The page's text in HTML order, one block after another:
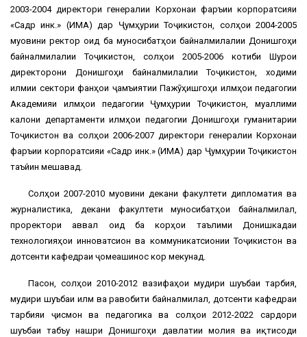
2003-2004 директори генералии Корхонаи фаръии корпоратсияи
«Садр инк.» (ИМА) дар Ҷумҳурии Тоҷикистон, солҳои 2004-2005
муовини ректор оид ба муносибатҳои байналмилалии Донишгоҳи
байналмилалии Тоҷикистон, солҳои 2005-2006 котиби Шурои
директорони Донишгоҳи байналмилалии Тоҷикистон, ходими
илмии сектори фанҳои ҷамъиятии Пажӯҳишгоҳи илмҳои педагогии
Академияи илмҳои педагогии Ҷумҳурии Тоҷикистон, муаллими
калони департаменти илмҳои педагогии Донишгоҳи гуманитарии
Тоҷикистон ва солҳои 2006-2007 директори генералии Корхонаи
фаръии корпоратсияи «Садр инк.» (ИМА) дар Ҷумҳурии Тоҷикистон
таъйин мешавад.
Солҳои 2007-2010 муовини декани факултети дипломатия ва
журналистика, декани факултети муносибатҳои байналмилалӣ,
проректори аввал оид ба корҳои таълими Донишкадаи
технологияҳои инноватсионӣ ва коммуникатсионии Тоҷикистон ва
дотсенти кафедраи ҷомеашиносӣ кор мекунад.
Пасон, солҳои 2010-2012 вазифаҳои мудири шуъбаи тарбия,
мудири шуъбаи илм ва равобити байналмилалӣ, дотсенти кафедраи
тарбияи ҷисмонӣ ва педагогика ва солҳои 2012-2022 сардори
шуъбаи табъу нашри Донишгоҳи давлатии молия ва иқтисоди